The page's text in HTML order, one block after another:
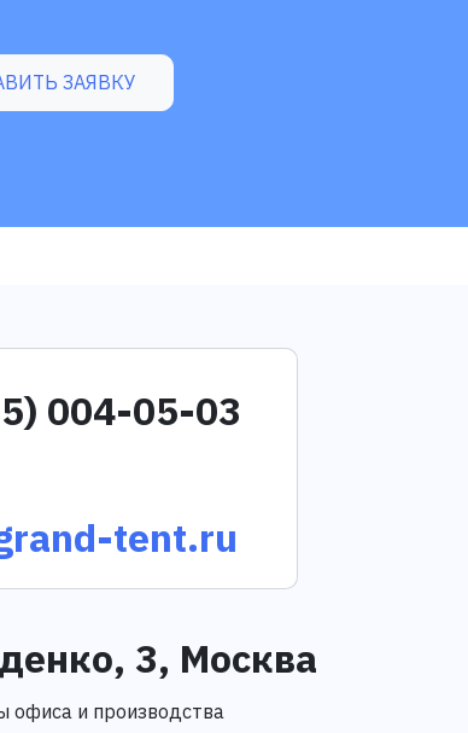
ЗАЯВКУ
004-05-03
tent.ru
3, Москва
офиса и производства